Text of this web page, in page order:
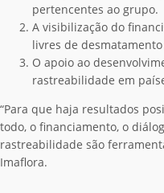
pertencentes ao grupo.
A visibilização do
livres de desmatamento
O apoio ao
rastreabilidade em
“Para que haja resultados
todo, o financiamento, o
rastreabilidade são
Imaflora.